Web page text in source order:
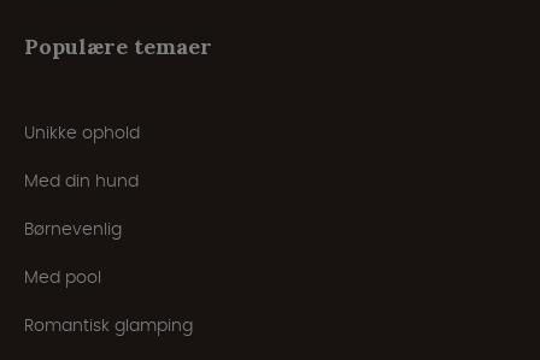
Populære temaer
Unikke ophold
Med din hund
Børnevenlig
Med pool
Romantisk glamping